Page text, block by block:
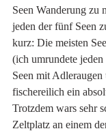
Seen Wanderung zu
jeden der fünf Seen
kurz: Die meisten
(ich umrundete
Seen mit
fischereilich ein
Trotzdem wars sehr
Zeltplatz an einem